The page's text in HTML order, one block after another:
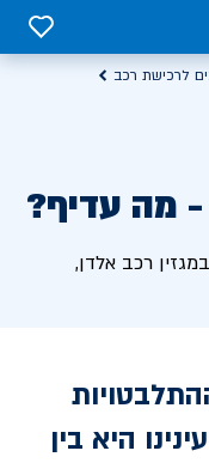
0
לרכישת רכב
- מה עדיף?
רכב אלדן,
היא בין